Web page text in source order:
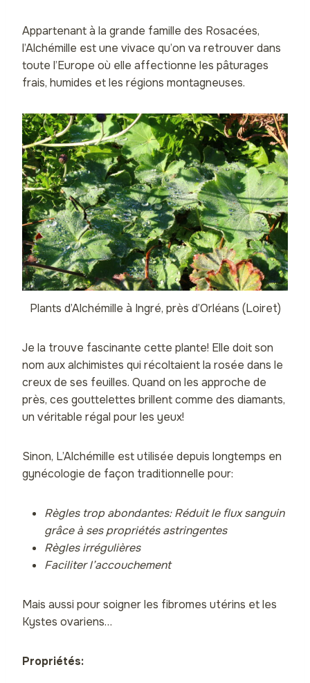
Appartenant à la grande famille des Rosacées,
l’Alchémille est une vivace qu’on va retrouver dans
toute l’Europe où elle affectionne les pâturages
frais, humides et les régions montagneuses.
Plants d’Alchémille à Ingré, près d’Orléans (Loiret)
Je la trouve fascinante cette plante! Elle doit son
nom aux alchimistes qui récoltaient la rosée dans le
creux de ses feuilles. Quand on les approche de
près, ces gouttelettes brillent comme des diamants,
un véritable régal pour les yeux!
Sinon, L’Alchémille est utilisée depuis longtemps en
gynécologie de façon traditionnelle pour:
Règles trop abondantes: Réduit le flux sanguin
grâce à ses propriétés astringentes
Règles irrégulières
Faciliter l’accouchement
Mais aussi pour soigner les fibromes utérins et les
Kystes ovariens…
Propriétés: